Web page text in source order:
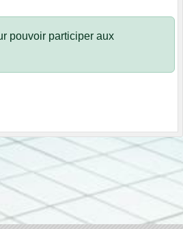
pouvoir participer aux